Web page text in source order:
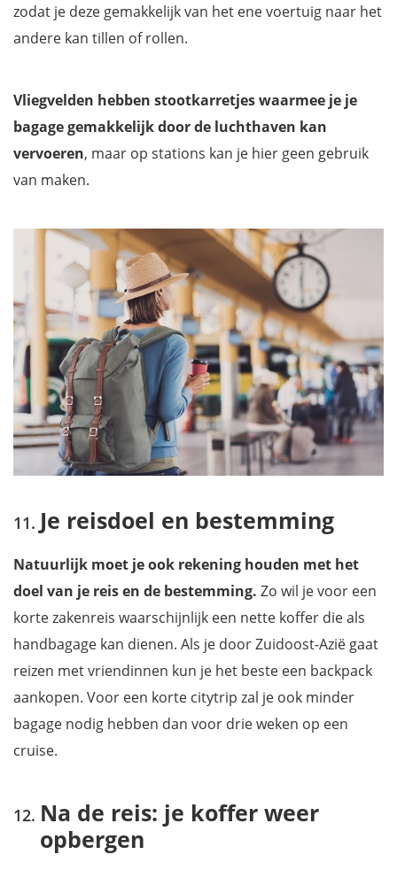
zodat je deze gemakkelijk van het ene voertuig naar het
andere kan tillen of rollen.
Vliegvelden hebben stootkarretjes waarmee je je
bagage gemakkelijk door de luchthaven kan
vervoeren, maar op stations kan je hier geen gebruik
van maken.
Je reisdoel en bestemming
Natuurlijk moet je ook rekening houden met het
doel van je reis en de bestemming. Zo wil je voor een
korte zakenreis waarschijnlijk een nette koffer die als
handbagage kan dienen. Als je door Zuidoost-Azië gaat
reizen met vriendinnen kun je het beste een backpack
aankopen. Voor een korte citytrip zal je ook minder
bagage nodig hebben dan voor drie weken op een
cruise.
Na de reis: je koffer weer
opbergen